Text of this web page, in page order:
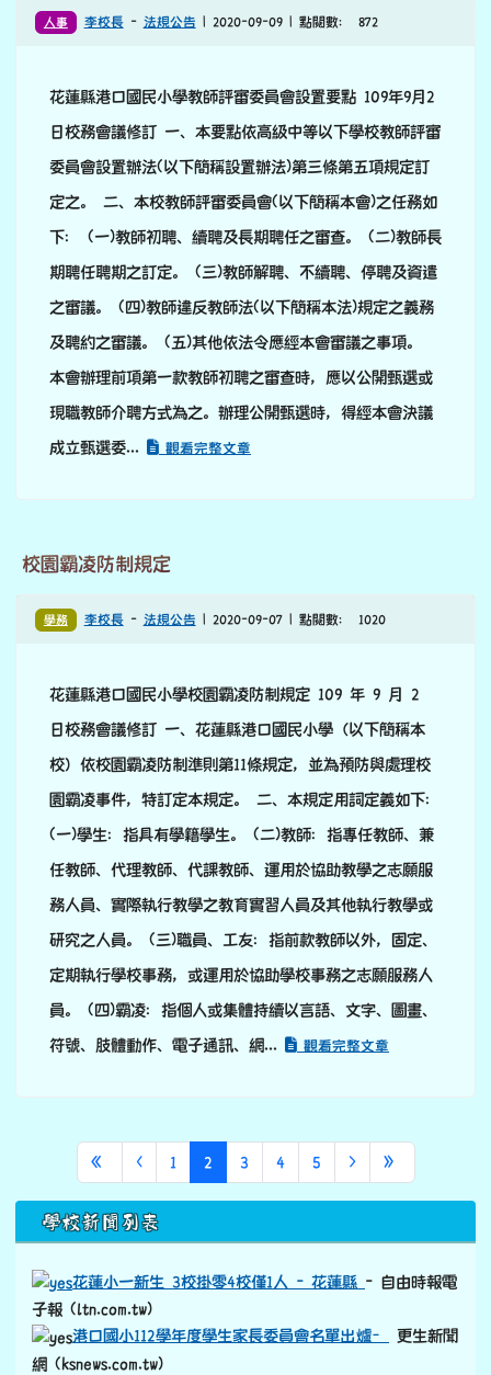
教師評審委員會設置要點
人事 李校長-法規公告| 2020-09-09 | 點閱數： 872
及聘約之審議。 (五)其他依法令應經本會審議之事項。
現職教師介聘方式為之。辦理公開甄選時，得經本會決議
校園霸凌防制規定
學務 李校長 - 法規公告| 2020-09-07 | 點閱數： 1020
園霸凌事件，特訂定本規定。 二、本規定用詞定義如下：
研究之人員。 (三)職員、工友：指前款教師以外，固定、
定期執行學校事務，或運用於協助學校事務之志願服務人
員。 (四)霸凌：指個人或集體持續以言語、文字、圖畫、